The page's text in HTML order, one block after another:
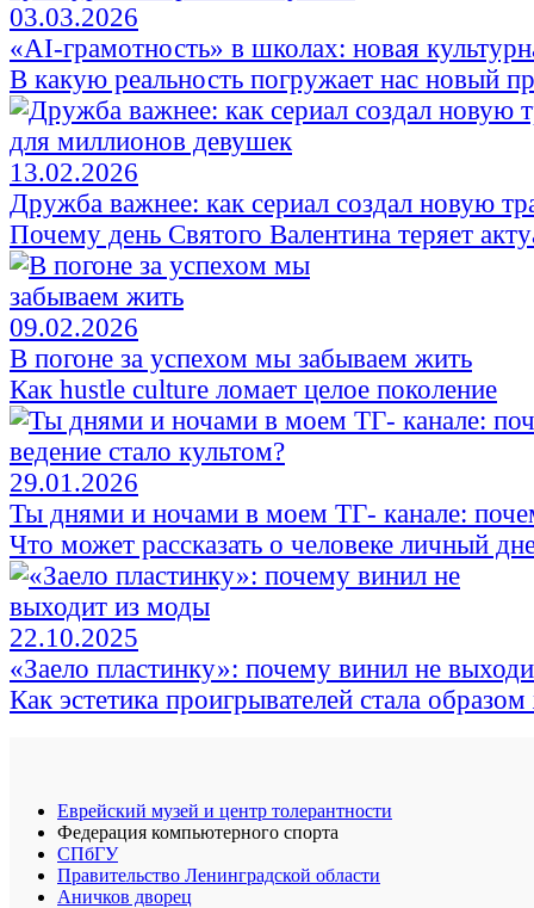
03.03.2026
«AI-грамотность» в школах: новая
В какую реальность погружает нас новый
13.02.2026
Дружба важнее: как сериал создал новую
Почему день Святого Валентина теряет
09.02.2026
В погоне за успехом мы забываем жить
Как hustle culture ломает целое поколение
29.01.2026
Ты днями и ночами в моем ТГ- канале:
Что может рассказать о человеке личный
22.10.2025
«Заело пластинку»: почему винил не
Как эстетика проигрывателей стала
Еврейский музей и центр толерантности
Федерация компьютерного спорта
СПбГУ
Правительство Ленинградской области
Аничков дворец